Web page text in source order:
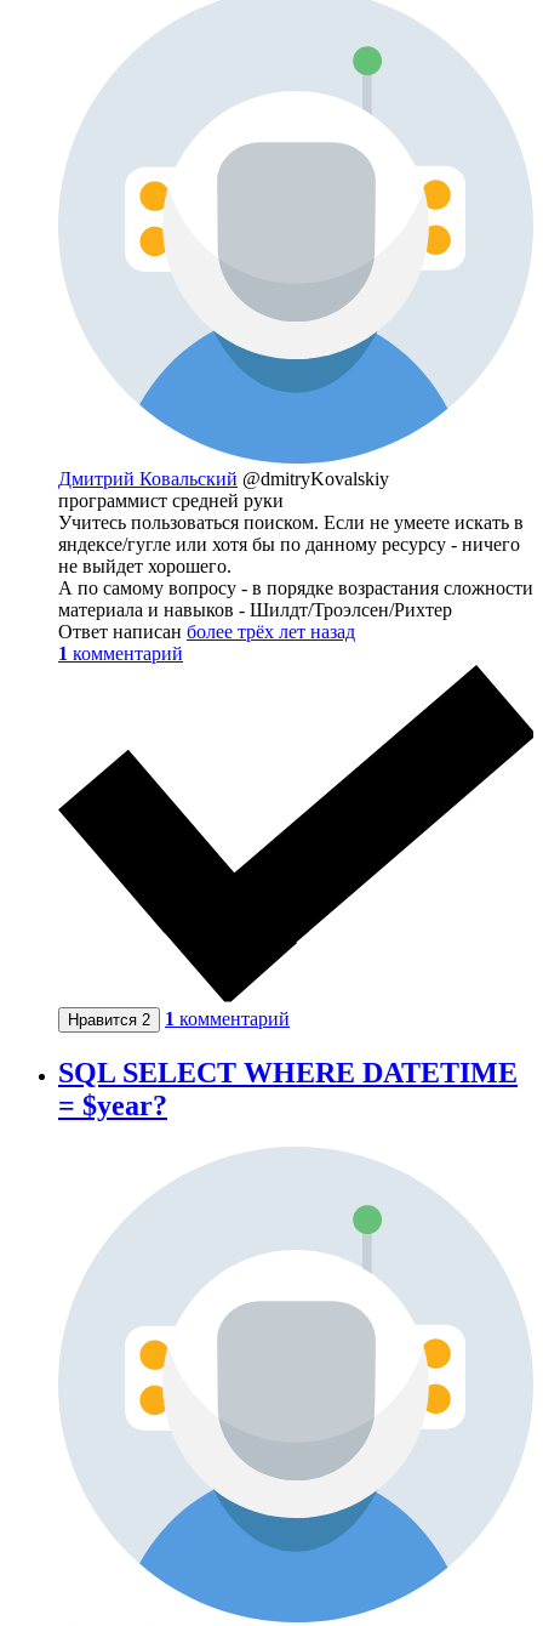
Дмитрий Ковальский @dmitryKovalskiy
программист средней руки
Учитесь пользоваться поиском. Если не умеете искать в
яндексе/гугле или хотя бы по данному ресурсу - ничего
не выйдет хорошего.
А по самому вопросу - в порядке возрастания сложности
материала и навыков - Шилдт/Троэлсен/Рихтер
Ответ написан более трёх лет назад
1 комментарий
Нравится 2 1 комментарий
SQL SELECT WHERE DATETIME
= $year?